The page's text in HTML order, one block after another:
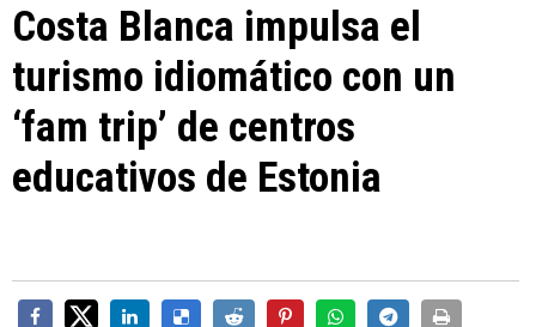
Costa Blanca impulsa el
turismo idiomático con un
‘fam trip’ de centros
educativos de Estonia